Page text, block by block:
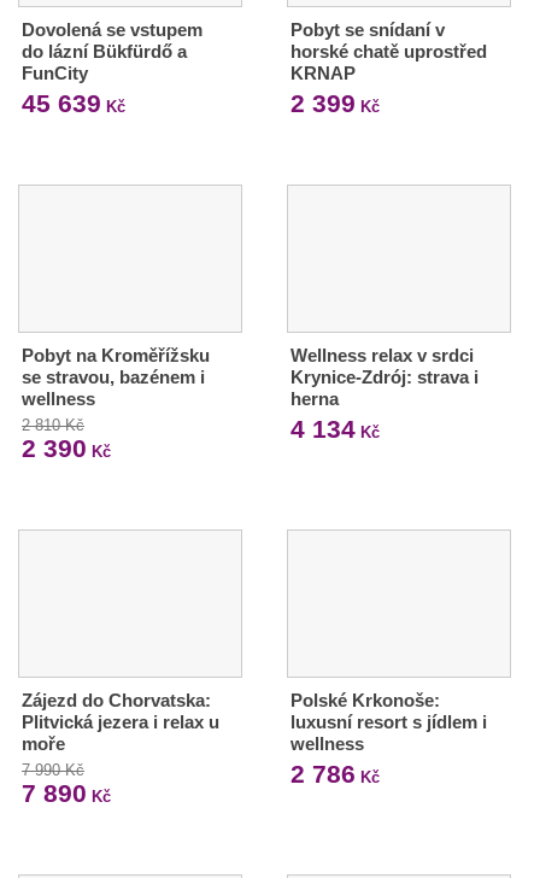
Dovolená se vstupem
do lázní Bükfürdő a
FunCity
45 639 Kč
Pobyt se snídaní v
horské chatě uprostřed
KRNAP
2 399 Kč
Pobyt na Kroměřížsku
se stravou, bazénem i
wellness
2 810 Kč
2 390 Kč
Wellness relax v srdci
Krynice-Zdrój: strava i
herna
4 134Kč
Zájezd do Chorvatska:
Plitvická jezera i relax u
moře
7 990 Kč
7 890 Kč
Polské Krkonoše:
luxusní resort s jídlem i
wellness
2 786 Kč